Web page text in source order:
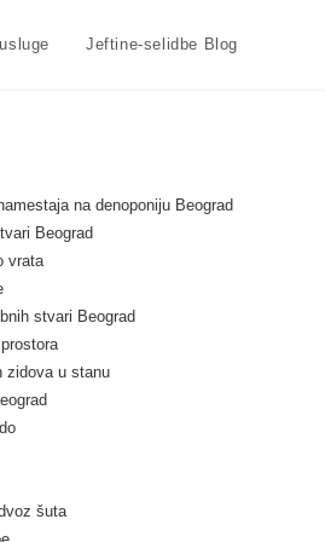
Jeftine-selidbe Blog
na denoponiju Beograd
Beograd
vrata
stvari Beograd
zidova u stanu
šuta